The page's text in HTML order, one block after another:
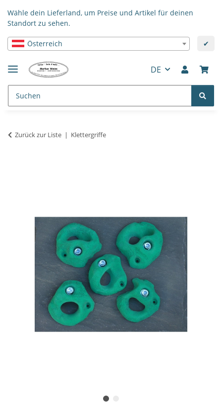
Wähle dein Lieferland, um Preise und Artikel für deinen
Standort zu sehen.
Österreich ✔
DE
Zurück zur Liste Klettergriffe